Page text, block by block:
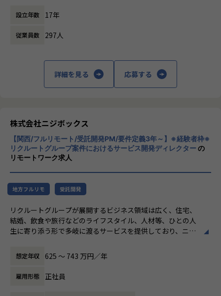
・【メンバー執筆】Qiita...https://qiita.com/organization
・【オフィシャルブログ】…https://nijibox.jp/blog/
【業務の変更の範囲】
の整理
- エンジニアへの仕様説明
- ユーザーに向けてのコミュニケーション設計
- リリース後の様々なリスクへの対応計画
現場ではただ指示された業務を行うのではなく、プロジェク
トの目的をふまえKPIを達成するためにどのような施策を行
うべきか？施策を実施することで本当にKPIが達成できるの
か？といった、プロジェクトの上流からリリース後の効果測
て業務を経験することは、個人として今後のキャリアアップ
共有会や勉強会を通じてさらにスキルアップをしていくこと
ができる体制が整っています。
カンファレンス参加を会社負担でサポート。
さらに、業界の牽引者をメンターとして招いた講習など、ト
レンドのキャッチアップを見据えた取り組みも行なっていま
ングなどを通じて、お客様のビジネスに伴走
私たちはこの言葉を企業のVisionとしていま
す。
とらえること。
期待を大きく超える新たな価値を共に創り出
すこと。皆さまがサービスの成長を志したと
きに、
真っ先にニジボックスを思い浮かべていただ
けることを目指しています。
設立年数 17年
従業員数 297人
詳細を見る 応募する
株式会社ニジボックス
【関西/フルリモート/受託開発PM/要件定義3年～】※経験者枠※
リクルートグループ案件におけるサービス開発ディレクターの
リモートワーク求人
地方フルリモ 受託開発
リクルートグループが展開するビジネス領域は広く、住宅、
結婚、飲食や旅行などのライフスタイル、人材等、ひとの人
生に寄り添う形で多岐に渡るサービスを提供しており、ニジ
ットペッパー、じゃらん、リクナビなどの国内最大級のメデ
ィアの開発ディレクションに従事する、開発ディレクターを
募集しています。
想定年収 625 〜 743 万円／年
雇用形態 正社員